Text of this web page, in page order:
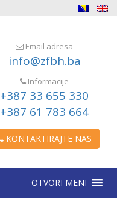
Email adresa
info@zfbh.ba
Informacije
+387 33 655 330
+387 61 783 664
KONTAKTIRAJTE NAS
OTVORI MENI